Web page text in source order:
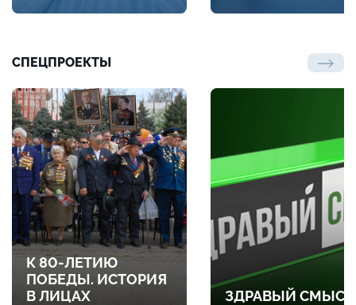
СПЕЦПРОЕКТЫ
К 80-ЛЕТИЮ
ПОБЕДЫ. ИСТОРИЯ
В ЛИЦАХ
ЗДРАВЫЙ СМЫСЛ